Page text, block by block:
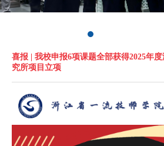
喜报 | 我校申报6项课题全部获得2025年
究所项目立项